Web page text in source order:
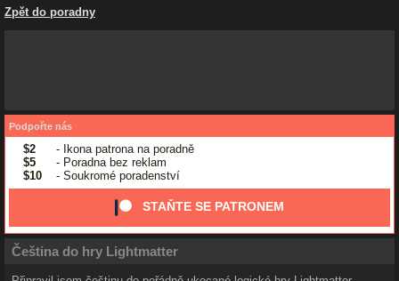
Zpět do poradny
Podpořte nás
$2
- Ikona patrona na poradně
$5
- Poradna bez reklam
$10
- Soukromé poradenství
STAŇTE SE PATRONEM
Čeština do hry Lightmatter